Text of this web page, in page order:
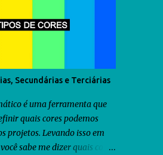
brasileiro, você pode
somente a orientação dos
em algumas regiões
poderá utilizá-lo para criar
brises para seu projeto.
fornecidas pelo
são restritas ao território
Secundárias e Terciárias
é uma ferramenta que
quais cores podemos
projetos. Levando isso em
sabe me dizer quais cores